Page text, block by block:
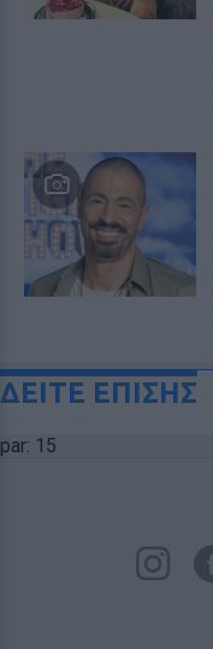
ΔΕΙΤΕ ΕΠΙΣΗΣ
par: 15